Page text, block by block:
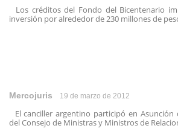
Los créditos del Fondo del Bicentenario
inversión por alrededor de 230 millones de
Mercojuris 19 de marzo de 2012
El canciller argentino participó en
del Consejo de Ministras y Ministros de